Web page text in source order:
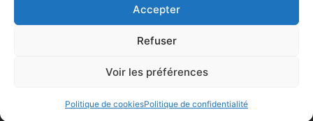
Accepter
Refuser
Voir les préférences
Politique de cookiesPolitique de confidentialité
© Tous droits réservés –Mentions légales
Agences du Web | Angers